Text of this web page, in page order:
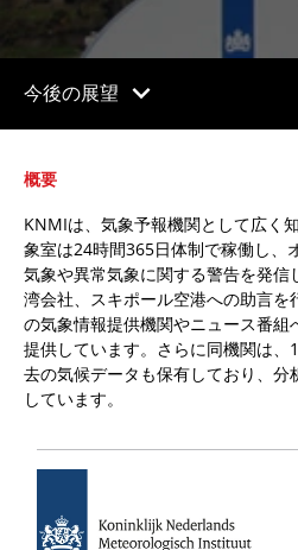
今後の展望 chevron_right
概要
KNMIは、気象予報機関として広く
象室は24時間365日体制で稼働し、
気象や異常気象に関する警告を発
湾会社、スキポール空港への助言
の気象情報提供機関やニュース番組
提供しています。さらに同機関は
去の気候データも保有しており、分
しています。